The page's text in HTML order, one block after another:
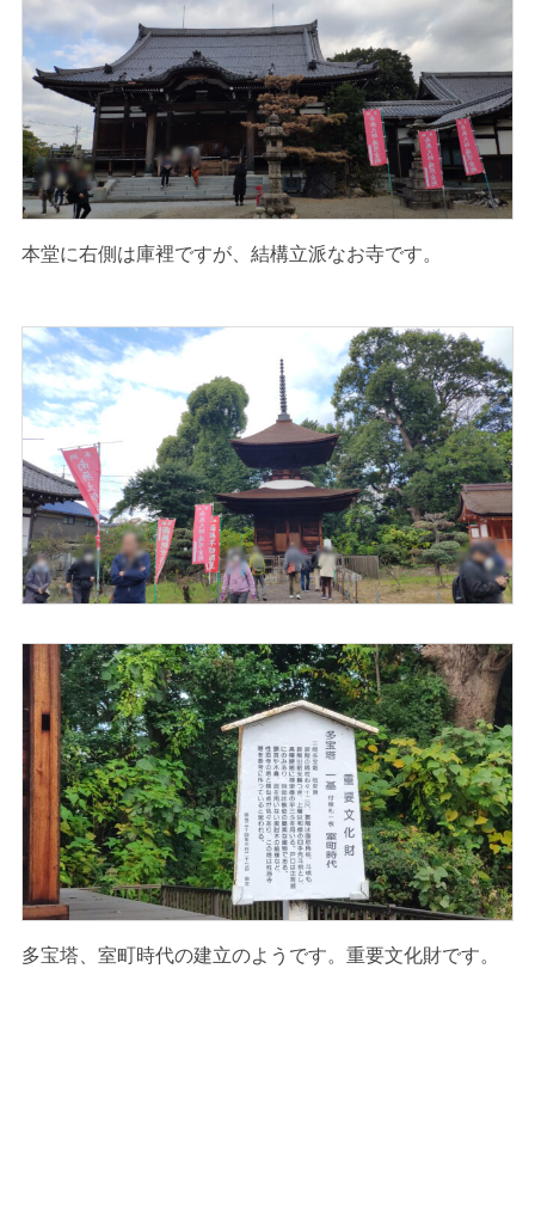
本堂に右側は庫裡ですが、結構立派なお寺です。
多宝塔、室町時代の建立のようです。重要文化財です。